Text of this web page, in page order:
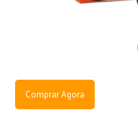
Comprar Agora